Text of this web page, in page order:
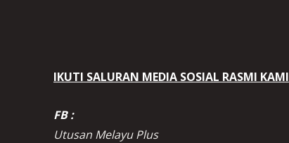
IKUTI SALURAN MEDIA SOSIAL RASMI KAMI
FB :
Utusan Melayu Plus